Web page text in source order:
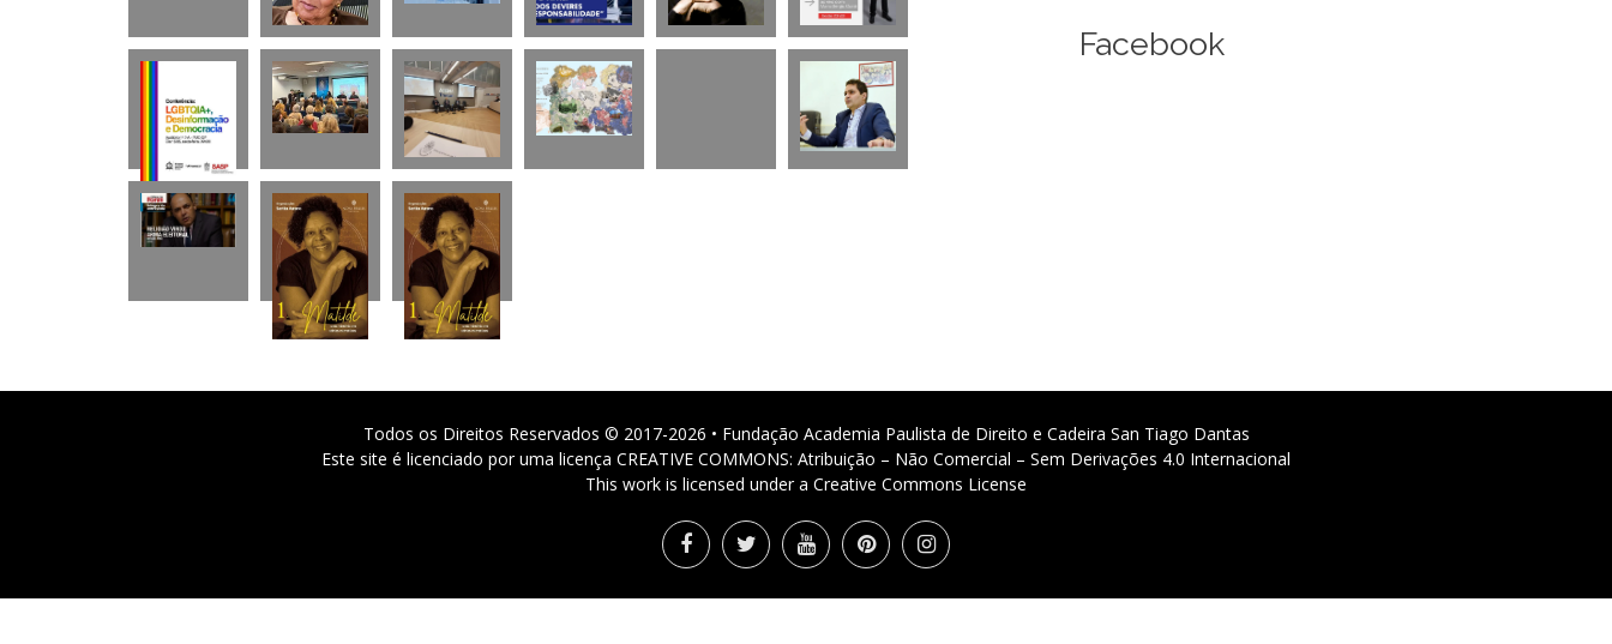
Facebook
Todos os Direitos Reservados © 2017-2026 • Fundação Academia Paulista de Direito e Cadeira San Tiago Dantas
Este site é licenciado por uma licença CREATIVE COMMONS: Atribuição – Não Comercial – Sem Derivações 4.0 Internacional
This work is licensed under a Creative Commons License